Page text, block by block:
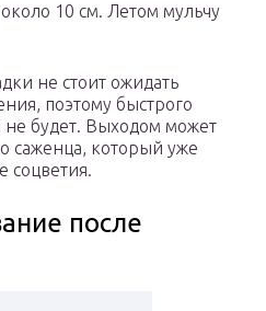
10 см. Летом мульчу
не стоит ожидать
поэтому быстрого
не будет. Выходом может
саженца, который уже
соцветия.
после